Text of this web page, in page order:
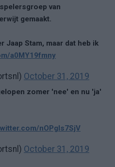
van
gemaakt.
Jaap Stam, maar dat heb ik
a0MY19fmny
October 31, 2019
zomer 'nee' en nu 'ja'
nOPgIs7SjV
October 31, 2019